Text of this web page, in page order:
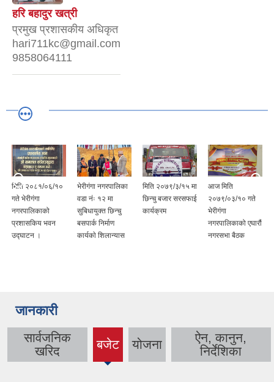
हरि बहादुर खत्री
प्रमुख प्रशासकीय अधिकृत
hari711kc@gmail.com
9858064111
मिति २०८१/०६/१०
गते भेरीगंगा
नगरपालिकाको
प्रशासकिय भवन
उद्घाटन ।
भेरीगंगा नगरपालिका
वडा नंः १२ मा
सुबिधायुक्त छिन्चु
बसपार्क निर्माण
कार्यकाे शिलान्यास
मिति २०७९/३/१५ मा
छिन्चु बजार सरसफाई
कार्यक्रम
आज मिति
२०७९/०३/१० गते
भेरीगंगा
नगरपालिकाको एघारौं
नगरसभा बैठक
जानकारी
सार्वजनिक
खरिद
बजेट
(active
tab)
योजना
ऐन, कानुन,
निर्देशिका